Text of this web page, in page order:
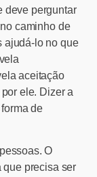
deve perguntar
caminho de
ajudá-lo no que
aceitação
ele. Dizer a
de
O
que precisa ser